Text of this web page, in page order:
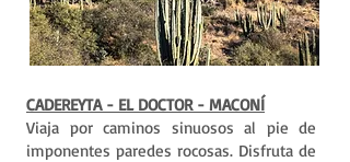
CADEREYTA - EL DOCTOR - MACONÍ
Viaja por caminos sinuosos al pie de
imponentes paredes rocosas. Disfruta de